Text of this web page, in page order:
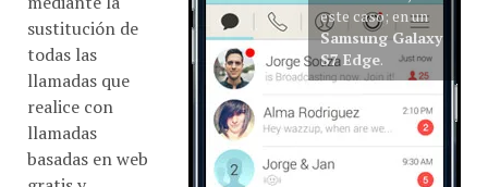
este caso; en un
Samsung Galaxy
S7 Edge.
sustitución de
todas las
llamadas que
realice con
llamadas
basadas en web
gratis y